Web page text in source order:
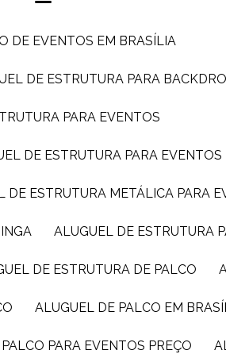
DE EVENTOS EM BRASÍLIA
DE ESTRUTURA PARA
PARA EVENTOS
DE ESTRUTURA PARA
DE ESTRUTURA METÁLICA PARA
ALUGUEL DE ESTRUTURA
DE ESTRUTURA DE PALCO
ALUGUEL DE PALCO EM
PALCO PARA EVENTOS PREÇO